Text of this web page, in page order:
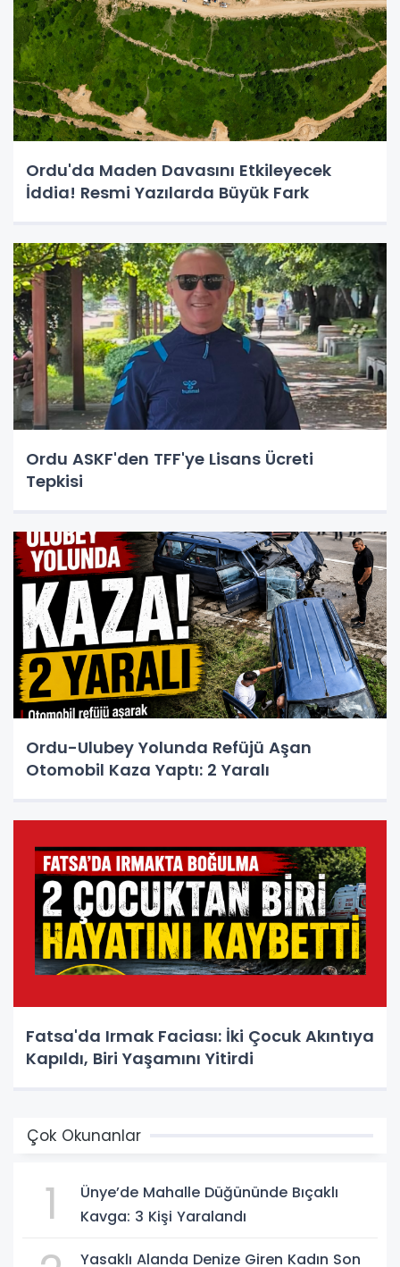
Ordu'da Maden Davasını Etkileyecek
İddia! Resmi Yazılarda Büyük Fark
Ordu ASKF'den TFF'ye Lisans Ücreti
Tepkisi
Ordu-Ulubey Yolunda Refüjü Aşan
Otomobil Kaza Yaptı: 2 Yaralı
Fatsa'da Irmak Faciası: İki Çocuk Akıntıya
Kapıldı, Biri Yaşamını Yitirdi
Çok Okunanlar
1
Ünye’de Mahalle Düğününde Bıçaklı
Kavga: 3 Kişi Yaralandı
Yasaklı Alanda Denize Giren Kadın Son